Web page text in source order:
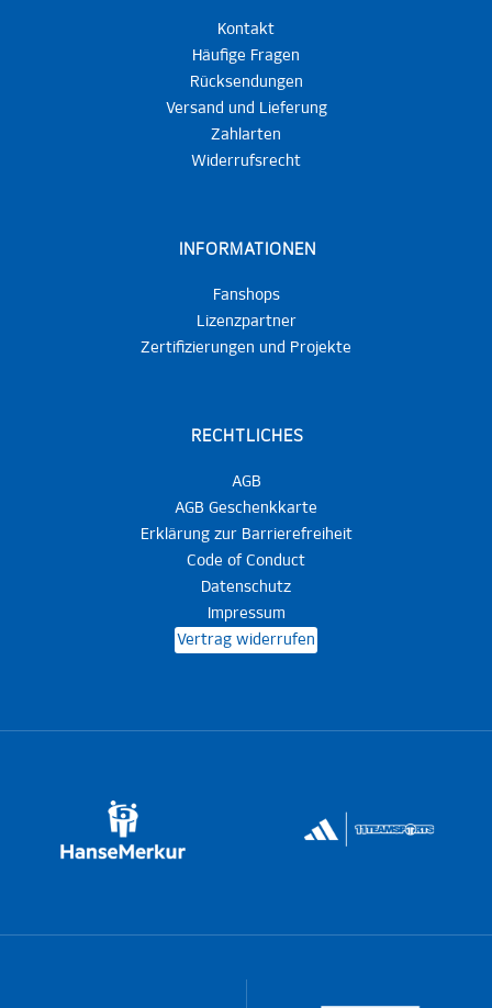
Kontakt
Häufige Fragen
Rücksendungen
Versand und Lieferung
Zahlarten
Widerrufsrecht
INFORMATIONEN
Fanshops
Lizenzpartner
Zertifizierungen und Projekte
RECHTLICHES
AGB
AGB Geschenkkarte
Erklärung zur Barrierefreiheit
Code of Conduct
Datenschutz
Impressum
Vertrag widerrufen